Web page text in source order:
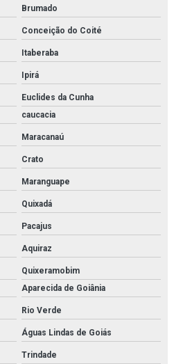
racor
sistema de ar de respiração
absorção
adsorção
adsorção orçamento
Brumado
Conceição do Coité
Itaberaba
Ipirá
Euclides da Cunha
caucacia
Maracanaú
Crato
Maranguape
Quixadá
Pacajus
Aquiraz
Quixeramobim
Aparecida de Goiânia
Rio Verde
Águas Lindas de Goiás
Trindade